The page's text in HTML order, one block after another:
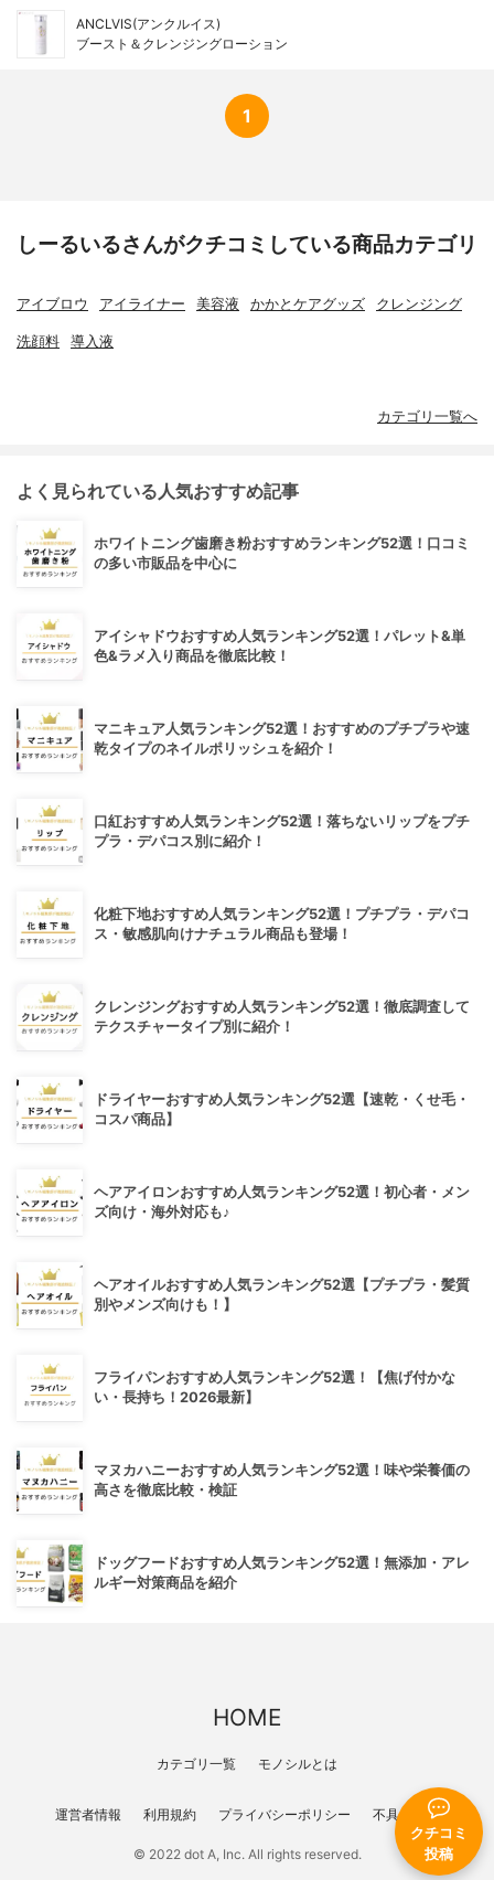
クチコミ
投稿
ANCLVIS(アンクルイス)
ブースト＆クレンジングローション
1
しーるいるさんがクチコミしている商品カテゴリ
アイブロウ アイライナー 美容液 かかとケアグッズ クレンジング
洗顔料 導入液
カテゴリ一覧へ
よく見られている人気おすすめ記事
ホワイトニング歯磨き粉おすすめランキング52選！口コミ
の多い市販品を中心に
アイシャドウおすすめ人気ランキング52選！パレット&単
色&ラメ入り商品を徹底比較！
マニキュア人気ランキング52選！おすすめのプチプラや速
乾タイプのネイルポリッシュを紹介！
口紅おすすめ人気ランキング52選！落ちないリップをプチ
プラ・デパコス別に紹介！
化粧下地おすすめ人気ランキング52選！プチプラ・デパコ
ス・敏感肌向けナチュラル商品も登場！
クレンジングおすすめ人気ランキング52選！徹底調査して
テクスチャータイプ別に紹介！
ドライヤーおすすめ人気ランキング52選【速乾・くせ毛・
コスパ商品】
ヘアアイロンおすすめ人気ランキング52選！初心者・メン
ズ向け・海外対応も♪
ヘアオイルおすすめ人気ランキング52選【プチプラ・髪質
別やメンズ向けも！】
フライパンおすすめ人気ランキング52選！【焦げ付かな
い・長持ち！2026最新】
マヌカハニーおすすめ人気ランキング52選！味や栄養価の
高さを徹底比較・検証
ドッグフードおすすめ人気ランキング52選！無添加・アレ
ルギー対策商品を紹介
HOME
カテゴリ一覧 モノシルとは
運営者情報 利用規約 プライバシーポリシー 不具合報告
© 2022 dot A, Inc. All rights reserved.